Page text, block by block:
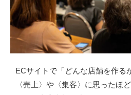
ECサイトで「どんな店舗を作る
〈売上〉や〈集客〉に思ったほ